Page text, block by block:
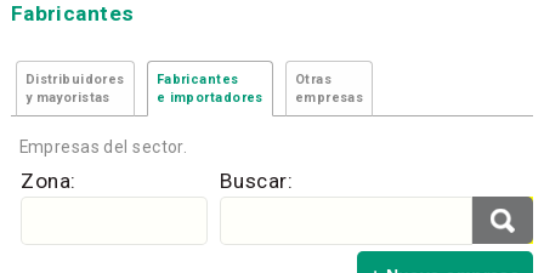
Fabricantes
Distribuidores
y mayoristas
Fabricantes
e importadores
Otras
empresas
Empresas del sector.
Zona: Buscar: